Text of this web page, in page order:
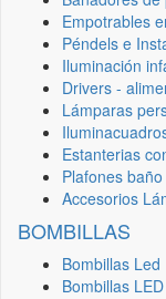
Empotrables
Péndels e
Iluminación
Drivers -
Lámparas
Estanterias
Plafones baño
Accesorios
BOMBILLAS
Bombillas Led
Bombillas